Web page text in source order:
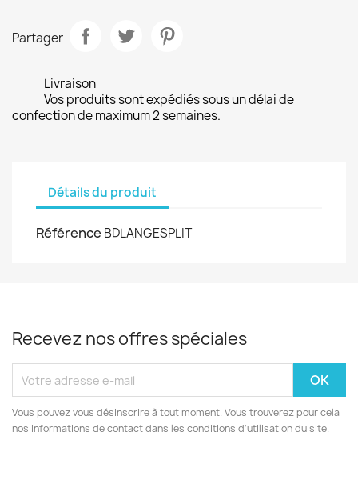
Partager
Livraison
Vos produits sont expédiés sous un délai de
confection de maximum 2 semaines.
Détails du produit
Référence BDLANGESPLIT
Recevez nos offres spéciales
Vous pouvez vous désinscrire à tout moment. Vous trouverez pour cela
nos informations de contact dans les conditions d'utilisation du site.